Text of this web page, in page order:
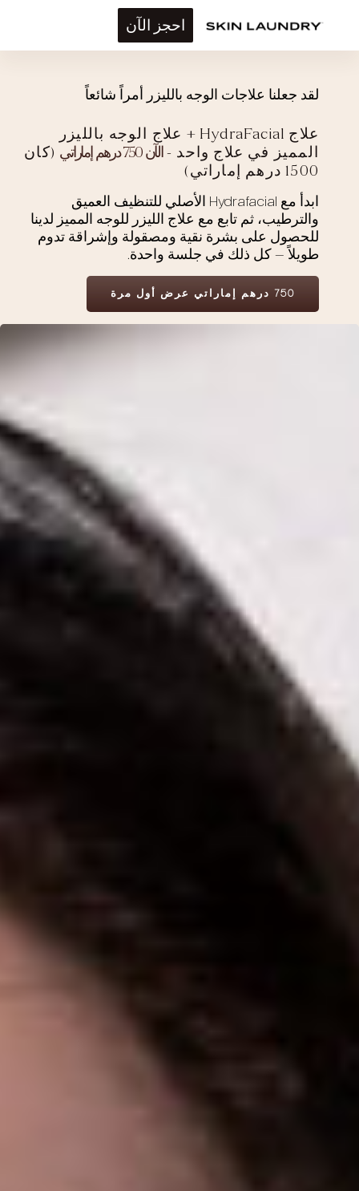
احجز الآن
لقد جعلنا علاجات الوجه بالليزر أمراً شائعاً
علاج HydraFacial + علاج الوجه بالليزر
المميز في علاج واحد - الآن 750 درهم إماراتي
(كان
1500 درهم إماراتي)
ابدأ مع Hydrafacial الأصلي للتنظيف العميق
والترطيب، ثم تابع مع علاج الليزر للوجه المميز لدينا
للحصول على بشرة نقية ومصقولة وإشراقة تدوم
طويلاً — كل ذلك في جلسة واحدة.
750 درهم إماراتي عرض أول مرة